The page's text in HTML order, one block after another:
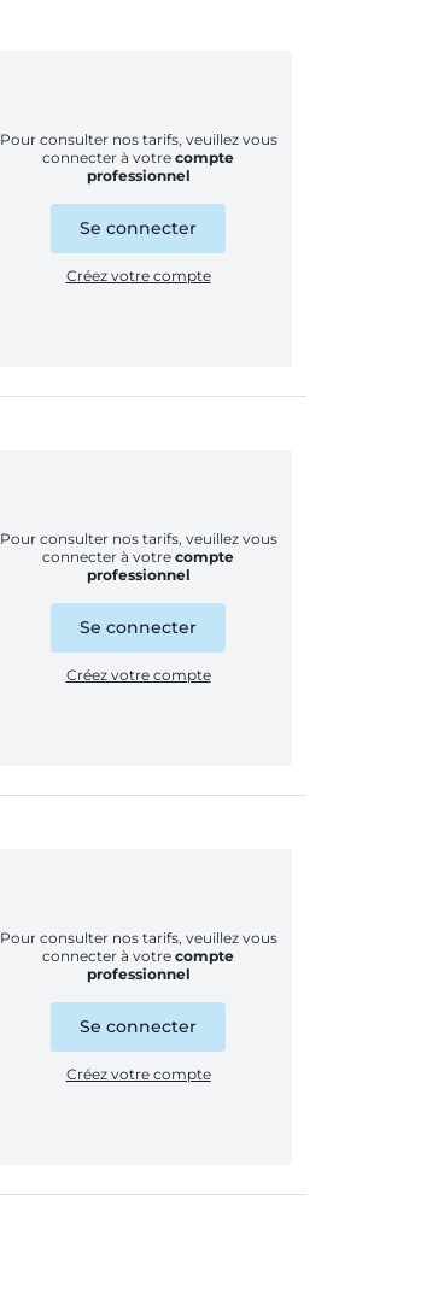
Pour consulter nos tarifs, veuillez vous
connecter à votrecompte
professionnel
Se connecter
Créez votre compte
Pour consulter nos tarifs, veuillez vous
connecter à votrecompte
professionnel
Se connecter
Créez votre compte
Pour consulter nos tarifs, veuillez vous
connecter à votrecompte
professionnel
Se connecter
Créez votre compte